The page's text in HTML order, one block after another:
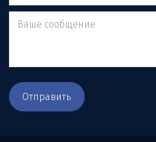
Отправить